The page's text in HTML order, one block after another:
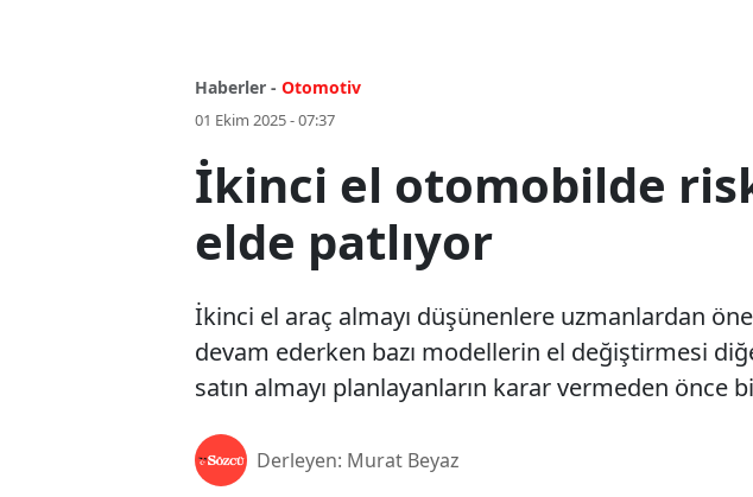
Haberler - Otomotiv
01 Ekim 2025 - 07:37
İkinci el otomobilde
elde patlıyor
İkinci el araç almayı düşünenlere uzmanlardan
devam ederken bazı modellerin el değiştirmesi
satın almayı planlayanların karar vermeden
Derleyen: Murat Beyaz